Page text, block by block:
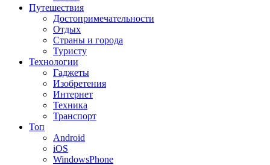
Путешествия
Достопримечательности
Отдых
Страны и города
Туристу
Технологии
Гаджеты
Изобретения
Интернет
Техника
Транспорт
Топ
Android
iOS
WindowsPhone